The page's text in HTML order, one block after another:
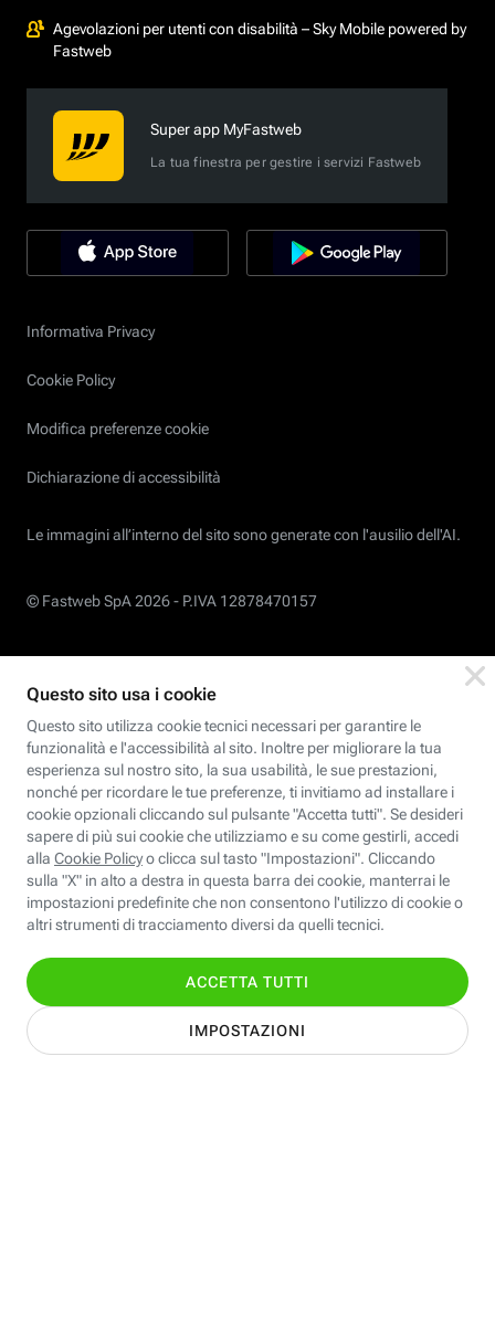
Agevolazioni per utenti con disabilità – Sky Mobile powered by
Fastweb
Super app MyFastweb
La tua finestra per gestire i servizi Fastweb
Informativa Privacy
Cookie Policy
Modifica preferenze cookie
Dichiarazione di accessibilità
Le immagini all’interno del sito sono generate con l'ausilio dell'AI.
© Fastweb SpA 2026 - P.IVA 12878470157